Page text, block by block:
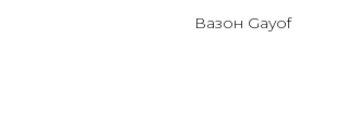
Вазон Gayof